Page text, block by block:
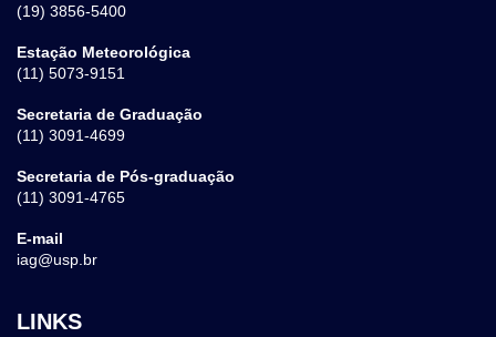
(19) 3856-5400
Estação Meteorológica
(11) 5073-9151
Secretaria de Graduação
(11) 3091-4699
Secretaria de Pós-graduação
(11) 3091-4765
E-mail
iag@usp.br
LINKS